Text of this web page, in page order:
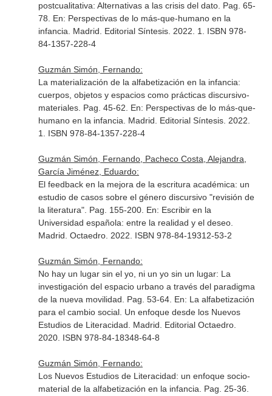
postcualitativa: Alternativas a las crisis del dato. Pag. 65-
78. En: Perspectivas de lo más-que-humano en la
infancia . Madrid. Editorial Síntesis. 2022. 1. ISBN 978-
84-1357-228-4
Guzmán Simón, Fernando:
La materialización de la alfabetización en la infancia:
cuerpos, objetos y espacios como prácticas discursivo-
materiales. Pag. 45-62. En: Perspectivas de lo más-que-
humano en la infancia . Madrid. Editorial Síntesis. 2022.
1. ISBN 978-84-1357-228-4
Guzmán Simón, Fernando, Pacheco Costa, Alejandra,
García Jiménez, Eduardo:
El feedback en la mejora de la escritura académica: un
estudio de casos sobre el género discursivo "revisión de
la literatura". Pag. 155-200. En: Escribir en la
Universidad española: entre la realidad y el deseo.
Madrid. Octaedro. 2022. ISBN 978-84-19312-53-2
Guzmán Simón, Fernando:
No hay un lugar sin el yo, ni un yo sin un lugar: La
investigación del espacio urbano a través del paradigma
de la nueva movilidad. Pag. 53-64. En: La alfabetización
para el cambio social. Un enfoque desde los Nuevos
Estudios de Literacidad . Madrid. Editorial Octaedro.
2020. ISBN 978-84-18348-64-8
Guzmán Simón, Fernando:
Los Nuevos Estudios de Literacidad: un enfoque socio-
material de la alfabetización en la infancia. Pag. 25-36.